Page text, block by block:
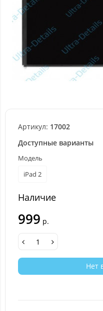
Артикул: 17002
Доступные варианты
Модель
iPad 2
Наличие
999 р.
Нет